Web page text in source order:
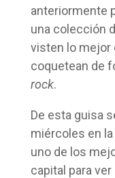
anteriormente
una colección
visten lo mejor
coquetean de
rock.
De esta guisa
miércoles en
uno de los
capital para